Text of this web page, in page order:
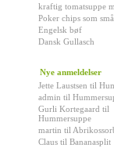
kraftig tomatsuppe
Poker chips som
Engelsk bøf
Dansk Gullasch
Nye anmeldelser
Jette Laustsen til
admin til
Gurli Kortegaard til
Hummersuppe
martin til
Claus til Bananasplit